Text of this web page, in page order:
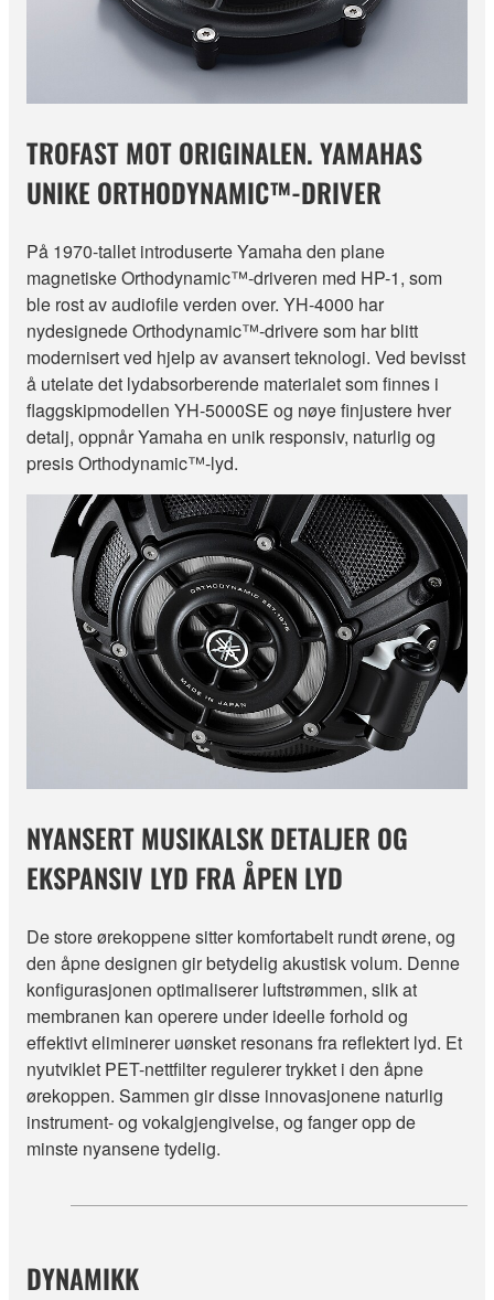
TROFAST MOT ORIGINALEN. YAMAHAS
UNIKE ORTHODYNAMIC™-DRIVER
På 1970-tallet introduserte Yamaha den plane
magnetiske Orthodynamic™-driveren med HP-1, som
ble rost av audiofile verden over. YH-4000 har
nydesignede Orthodynamic™-drivere som har blitt
modernisert ved hjelp av avansert teknologi. Ved bevisst
å utelate det lydabsorberende materialet som finnes i
flaggskipmodellen YH-5000SE og nøye finjustere hver
detalj, oppnår Yamaha en unik responsiv, naturlig og
presis Orthodynamic™-lyd.
NYANSERT MUSIKALSK DETALJER OG
EKSPANSIV LYD FRA ÅPEN LYD
De store ørekoppene sitter komfortabelt rundt ørene, og
den åpne designen gir betydelig akustisk volum. Denne
konfigurasjonen optimaliserer luftstrømmen, slik at
membranen kan operere under ideelle forhold og
effektivt eliminerer uønsket resonans fra reflektert lyd. Et
nyutviklet PET-nettfilter regulerer trykket i den åpne
ørekoppen. Sammen gir disse innovasjonene naturlig
instrument- og vokalgjengivelse, og fanger opp de
minste nyansene tydelig.
DYNAMIKK